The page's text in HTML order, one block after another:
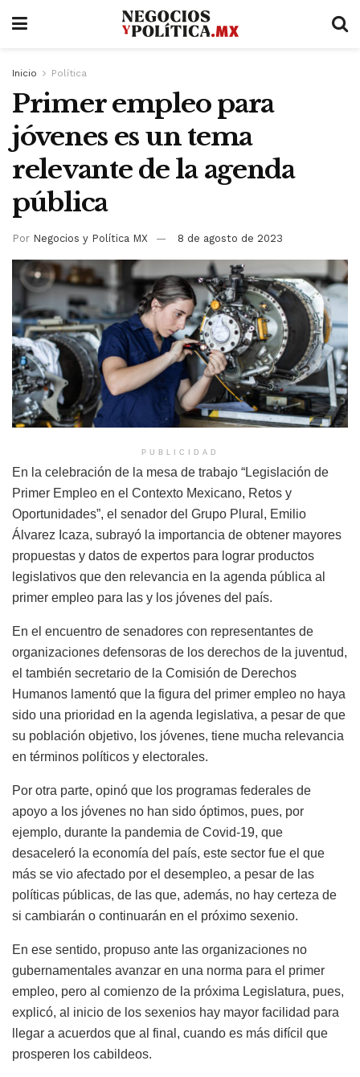
Inicio Política
Primer empleo para
jóvenes es un tema
relevante de la agenda
pública
Por Negocios y Política MX 8 de agosto de 2023
PUBLICIDAD
En la celebración de la mesa de trabajo “Legislación de
Primer Empleo en el Contexto Mexicano, Retos y
Oportunidades”, el senador del Grupo Plural, Emilio
Álvarez Icaza, subrayó la importancia de obtener mayores
propuestas y datos de expertos para lograr productos
legislativos que den relevancia en la agenda pública al
primer empleo para las y los jóvenes del país.
En el encuentro de senadores con representantes de
organizaciones defensoras de los derechos de la juventud,
el también secretario de la Comisión de Derechos
Humanos lamentó que la figura del primer empleo no haya
sido una prioridad en la agenda legislativa, a pesar de que
su población objetivo, los jóvenes, tiene mucha relevancia
en términos políticos y electorales.
Por otra parte, opinó que los programas federales de
apoyo a los jóvenes no han sido óptimos, pues, por
ejemplo, durante la pandemia de Covid-19, que
desaceleró la economía del país, este sector fue el que
más se vio afectado por el desempleo, a pesar de las
políticas públicas, de las que, además, no hay certeza de
si cambiarán o continuarán en el próximo sexenio.
En ese sentido, propuso ante las organizaciones no
gubernamentales avanzar en una norma para el primer
empleo, pero al comienzo de la próxima Legislatura, pues,
explicó, al inicio de los sexenios hay mayor facilidad para
llegar a acuerdos que al final, cuando es más difícil que
prosperen los cabildeos.